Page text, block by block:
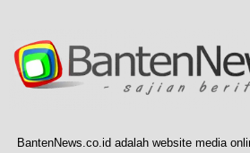
BantenNews.co.id adalah website media